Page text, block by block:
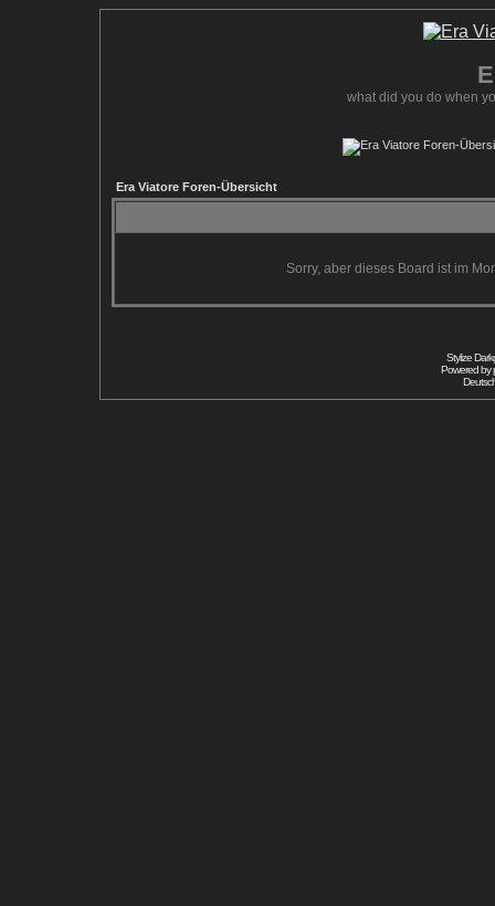
what did you do when
Era Viatore Foren-Übersicht
Sorry, aber dieses Board ist im
Stylize
Powered by